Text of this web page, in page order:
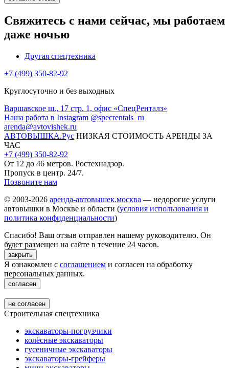
Свяжитесь с нами сейчас, мы работаем
даже ночью
Другая спецтехника
+7 (499) 350-82-92
Круглосуточно и без выходных
Варшавское ш., 17 стр. 1, офис «СпецРенталз»
Наша работа в Instagram @specrentals_ru
arenda@avtovishek.ru
АВТОВЫШКА.Рус НИЗКАЯ СТОИМОСТЬ АРЕНДЫ ЗА
ЧАС
+7 (499) 350-82-92
От 12 до 46 метров. Ростехнадзор.
Пропуск в центр. 24/7.
Позвоните нам
© 2003-2026 аренда-автовышек.москва — недорогие услуги
автовышки в Москве и области (условия использования и
политика конфиденциальности)
Спасибо! Ваш отзыв отправлен нашему руководителю. Он
будет размещен на сайте в течение 24 часов.
закрыть
Я ознакомлен с соглашением и согласен на обработку
персональных данных.
согласен
не согласен
Строительная спецтехника
экскаваторы-погрузчики
колёсные экскаваторы
гусеничные экскаваторы
экскаваторы-грейферы